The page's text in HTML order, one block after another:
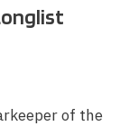
of the